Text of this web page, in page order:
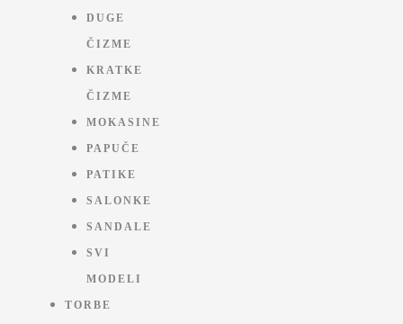
DUGE
ČIZME
KRATKE
ČIZME
MOKASINE
PAPUČE
PATIKE
SALONKE
SANDALE
SVI
MODELI
TORBE